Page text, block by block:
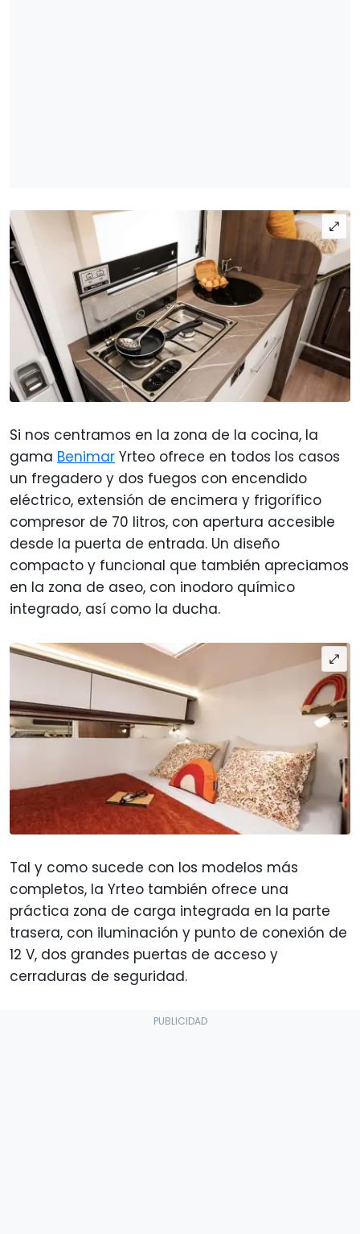
Si nos centramos en la zona de la cocina, la
gama Benimar Yrteo ofrece en todos los casos
un fregadero y dos fuegos con encendido
eléctrico, extensión de encimera y frigorífico
compresor de 70 litros, con apertura accesible
desde la puerta de entrada. Un diseño
compacto y funcional que también apreciamos
en la zona de aseo, con inodoro químico
integrado, así como la ducha.
Tal y como sucede con los modelos más
completos, la Yrteo también ofrece una
práctica zona de carga integrada en la parte
trasera, con iluminación y punto de conexión de
12 V, dos grandes puertas de acceso y
cerraduras de seguridad.